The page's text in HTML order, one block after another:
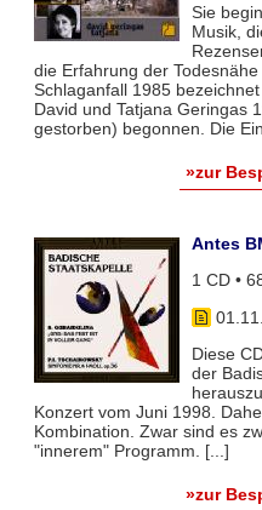
Sie
Musik,
die Erfahrung der
Schlaganfall 1985
David und Tatjana Geringas
gestorben) begonnen. Die
»zur
Antes
1 CD •
Diese
der
Konzert vom Juni 1998.
Kombination. Zwar sind es
"innerem" Programm. [...]
»zur